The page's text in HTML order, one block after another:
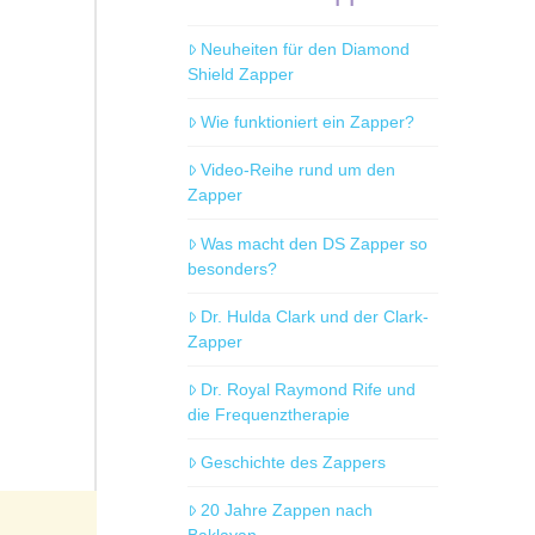
Neuheiten für den Diamond
Shield Zapper
Wie funktioniert ein Zapper?
Video-Reihe rund um den
Zapper
Was macht den DS Zapper so
besonders?
Dr. Hulda Clark und der Clark-
Zapper
Dr. Royal Raymond Rife und
die Frequenztherapie
Geschichte des Zappers
20 Jahre Zappen nach